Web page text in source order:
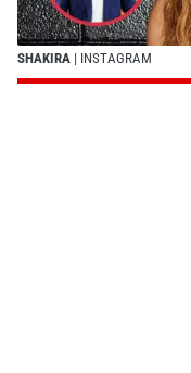
SHAKIRA | INSTAGRAM